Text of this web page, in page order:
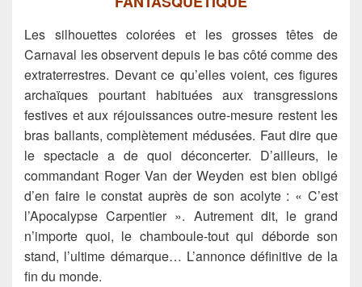
Les silhouettes colorées et les grosses têtes de
Carnaval les observent depuis le bas côté comme des
extraterrestres. Devant ce qu’elles voient, ces figures
archaïques pourtant habituées aux transgressions
festives et aux réjouissances outre-mesure restent les
bras ballants, complètement médusées. Faut dire que
le spectacle a de quoi déconcerter. D’ailleurs, le
commandant Roger Van der Weyden est bien obligé
d’en faire le constat auprès de son acolyte : « C’est
l’Apocalypse Carpentier ». Autrement dit, le grand
n’importe quoi, le chamboule-tout qui déborde son
stand, l’ultime démarque… L’annonce définitive de la
fin du monde.